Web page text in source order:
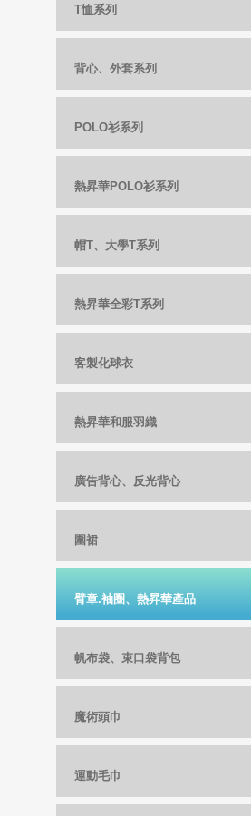
T恤系列
背心、外套系列
POLO衫系列
熱昇華POLO衫系列
帽T、大學T系列
熱昇華全彩T系列
客製化球衣
熱昇華和服羽織
廣告背心、反光背心
圍裙
臂章.袖圈、熱昇華產品
帆布袋、束口袋背包
魔術頭巾
運動毛巾